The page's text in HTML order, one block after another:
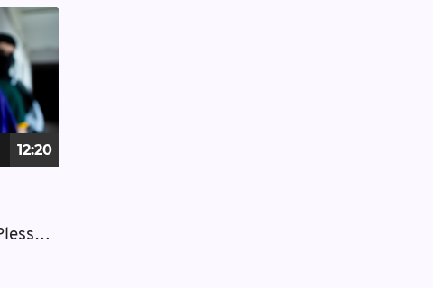
12:20
Scène Zebrock, Base 217 du Plessis-Pâté/Brétigny-sur-Orge